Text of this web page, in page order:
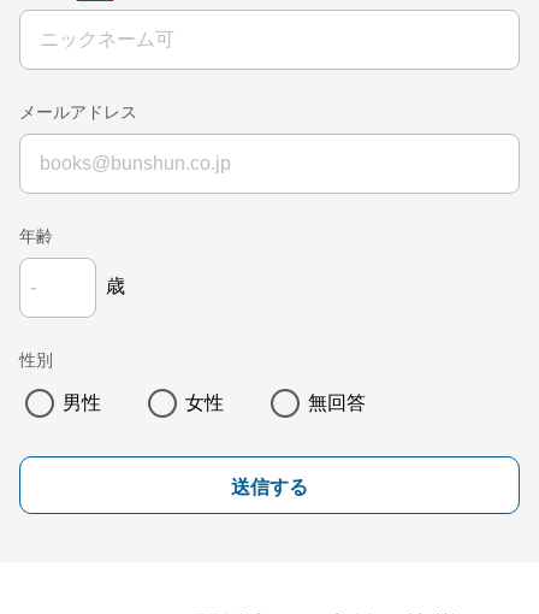
メールアドレス
年齢
歳
性別
男性 女性 無回答
送信する